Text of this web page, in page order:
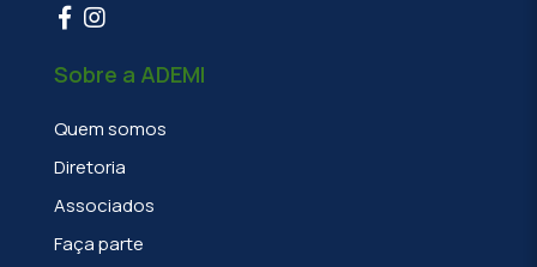
Sobre a ADEMI
Quem somos
Diretoria
Associados
Faça parte